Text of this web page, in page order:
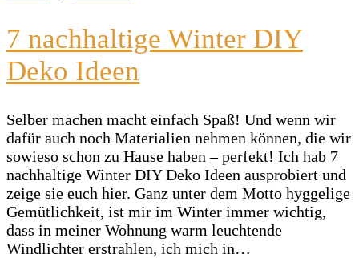
7 nachhaltige Winter DIY
Deko Ideen
Selber machen macht einfach Spaß! Und wenn wir
dafür auch noch Materialien nehmen können, die wir
sowieso schon zu Hause haben – perfekt! Ich hab 7
nachhaltige Winter DIY Deko Ideen ausprobiert und
zeige sie euch hier. Ganz unter dem Motto hyggelige
Gemütlichkeit, ist mir im Winter immer wichtig,
dass in meiner Wohnung warm leuchtende
Windlichter erstrahlen, ich mich in…